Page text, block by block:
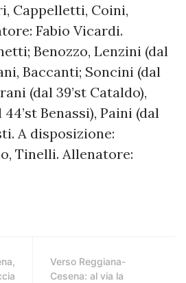
Cappelletti, Coini,
Fabio Vicardi.
Benozzo, Lenzini (dal
Baccanti; Soncini (dal
(dal 39’st Cataldo),
Benassi), Paini (dal
A disposizione:
Tinelli. Allenatore:
Verso Reggiana-
Cesena: al via la